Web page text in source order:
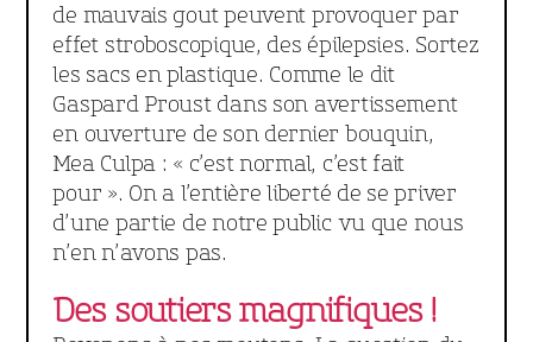
de mauvais gout peuvent provoquer par
effet stroboscopique, des épilepsies. Sortez
les sacs en plastique. Comme le dit
Gaspard Proust dans son avertissement
en ouverture de son dernier bouquin,
Mea Culpa : « c’est normal, c’est fait
pour ». On a l’entière liberté de se priver
d’une partie de notre public vu que nous
n’en n’avons pas.
Des soutiers magnifiques !